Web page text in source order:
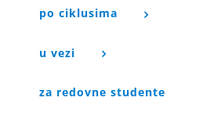
po ciklusima
u vezi
za redovne studente